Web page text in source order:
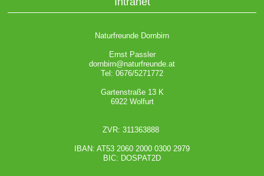
Naturfreunde Dornbirn
Ernst Passler
dornbirn@naturfreunde.at
Tel: 0676/5271772
Gartenstraße 13 K
6922 Wolfurt
ZVR: 311363888
IBAN: AT53 2060 2000 0300 2979
BIC: DOSPAT2D